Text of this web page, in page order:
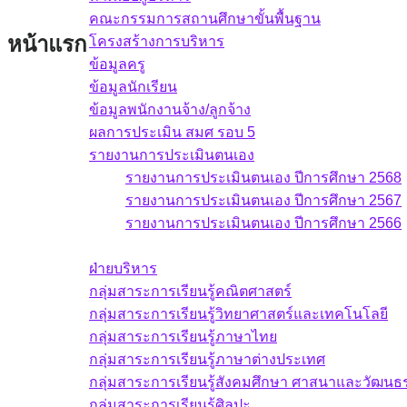
คณะกรรมการสถานศึกษาขั้นพื้นฐาน
โครงสร้างการบริหาร
ข้อมูลครู
ข้อมูลนักเรียน
ข้อมูลพนักงานจ้าง/ลูกจ้าง
ผลการประเมิน สมศ รอบ 5
รายงานการประเมินตนเอง
รายงานการประเมินตนเอง ปีการศึกษา 2568
รายงานการประเมินตนเอง ปีการศึกษา 2567
รายงานการประเมินตนเอง ปีการศึกษา 2566
ฝ่ายบริหาร
กลุ่มสาระการเรียนรู้คณิตศาสตร์
กลุ่มสาระการเรียนรู้วิทยาศาสตร์และเทคโนโลยี
กลุ่มสาระการเรียนรู้ภาษาไทย
กลุ่มสาระการเรียนรู้ภาษาต่างประเทศ
กลุ่มสาระการเรียนรู้สังคมศึกษา ศาสนาและวัฒนธ
หน้าแรก